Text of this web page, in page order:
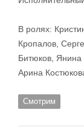
В ролях:
Кропалов,
Битюков, Янина
Арина
Смотрим